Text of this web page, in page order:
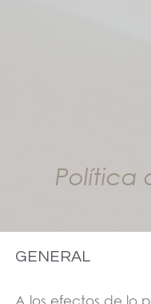
Política
GENERAL
A los efectos de lo